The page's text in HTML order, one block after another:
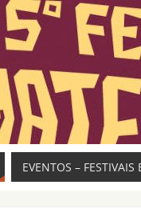
EVENTOS – FESTIVAIS